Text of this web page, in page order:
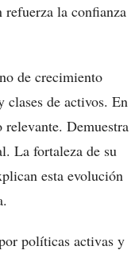
la confianza
de crecimiento
clases de activos. En
relevante. Demuestra
La fortaleza de su
esta evolución
políticas activas y